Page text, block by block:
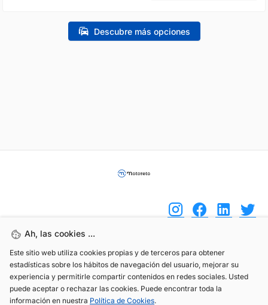
Descubre más opciones
Ah, las cookies ...
Este sitio web utiliza cookies propias y de terceros para obtener
estadísticas sobre los hábitos de navegación del usuario, mejorar su
experiencia y permitirle compartir contenidos en redes sociales. Usted
puede aceptar o rechazar las cookies. Puede encontrar toda la
información en nuestra Política de Cookies.
(+34) 744 408 070
info@motoreto.com